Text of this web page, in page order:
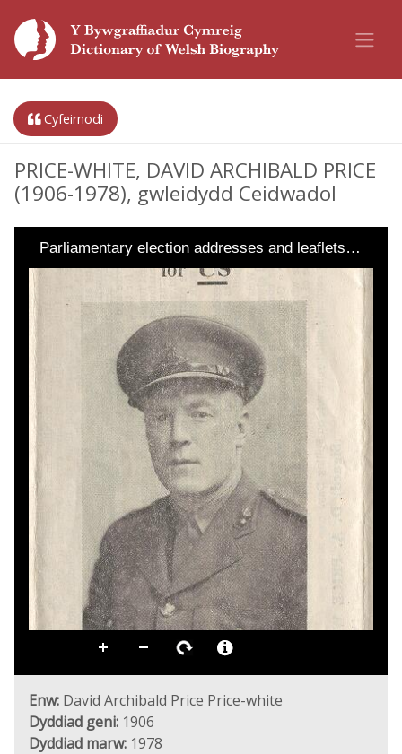
Cyfeirnodi
PRICE-WHITE, DAVID ARCHIBALD PRICE
(1906-1978), gwleidydd Ceidwadol
Parliamentary election addresses and leaflets…
Enw: David Archibald Price Price-white
Dyddiad geni: 1906
Dyddiad marw: 1978